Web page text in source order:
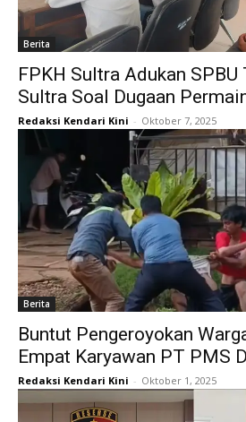
Berita
FPKH Sultra Adukan SPBU
Sultra Soal Dugaan
Redaksi Kendari Kini - Oktober 7, 2025
Berita
Buntut Pengeroyokan
Empat Karyawan PT PMS
Redaksi Kendari Kini - Oktober 1, 2025